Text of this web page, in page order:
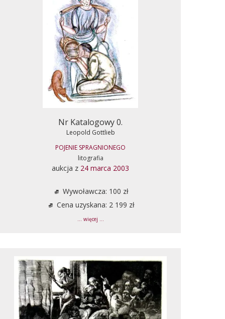
Nr Katalogowy 0.
Leopold Gottlieb
POJENIE SPRAGNIONEGO
litografia
aukcja z 24 marca 2003
Wywoławcza: 100 zł
Cena uzyskana: 2 199 zł
... więcej ...